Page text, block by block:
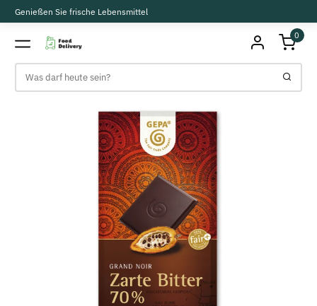
Genießen Sie frische Lebensmittel
0